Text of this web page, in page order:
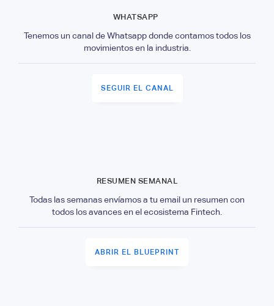
WHATSAPP
Tenemos un canal de Whatsapp donde contamos todos los
movimientos en la industria.
SEGUIR EL CANAL
RESUMEN SEMANAL
Todas las semanas envíamos a tu email un resumen con
todos los avances en el ecosistema Fintech.
ABRIR EL BLUEPRINT